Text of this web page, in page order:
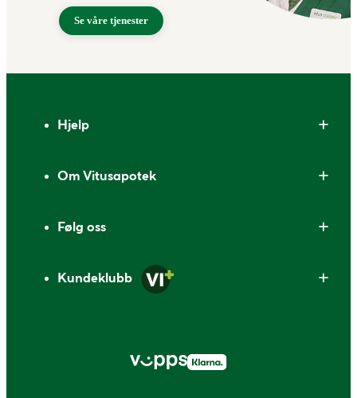
Se våre tjenester
Hjelp
Om Vitusapotek
Følg oss
Kundeklubb